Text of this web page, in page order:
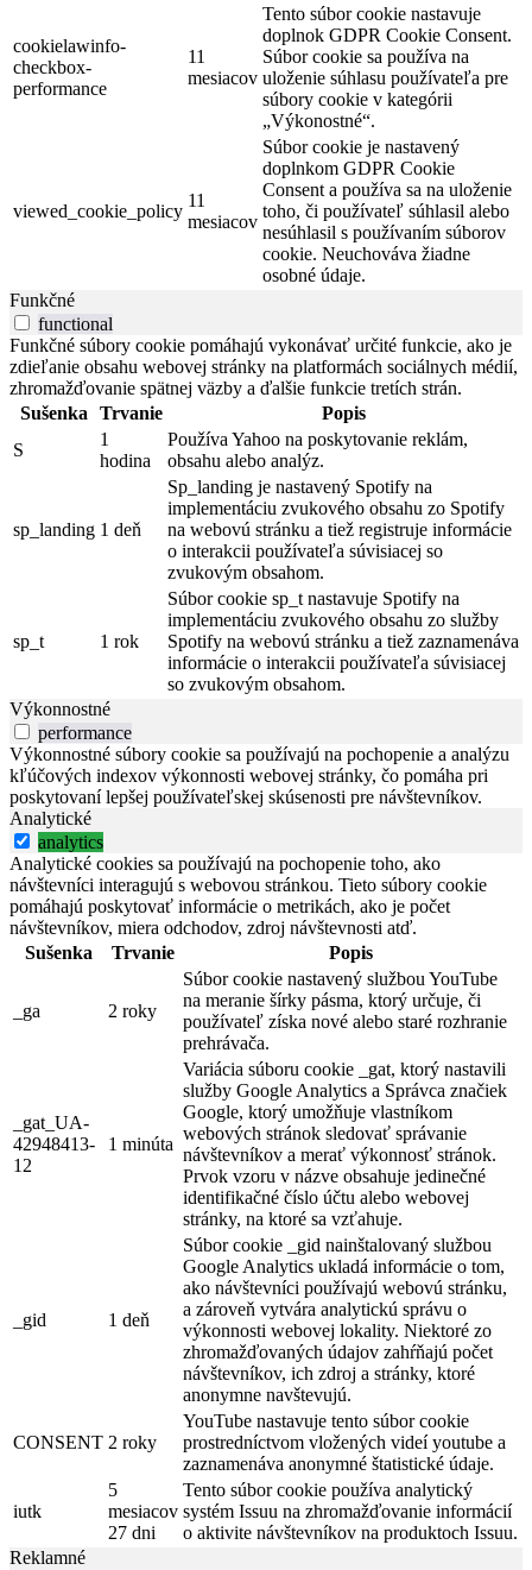
cookielawinfo-
checkbox-
performance
11
mesiacov
Tento súbor cookie nastavuje
doplnok GDPR Cookie Consent.
Súbor cookie sa používa na
uloženie súhlasu používateľa pre
súbory cookie v kategórii
„Výkonostné“.
viewed_cookie_policy
11
mesiacov
Súbor cookie je nastavený
doplnkom GDPR Cookie
Consent a používa sa na uloženie
toho, či používateľ súhlasil alebo
nesúhlasil s používaním súborov
cookie. Neuchováva žiadne
osobné údaje.
Funkčné
functional
Funkčné súbory cookie pomáhajú vykonávať určité funkcie, ako je
zdieľanie obsahu webovej stránky na platformách sociálnych médií,
zhromažďovanie spätnej väzby a ďalšie funkcie tretích strán.
Sušenka
Trvanie
Popis
S
1
hodina
Používa Yahoo na poskytovanie reklám,
obsahu alebo analýz.
sp_landing 1 deň
Sp_landing je nastavený Spotify na
implementáciu zvukového obsahu zo Spotify
na webovú stránku a tiež registruje informácie
o interakcii používateľa súvisiacej so
zvukovým obsahom.
sp_t 1 rok
Súbor cookie sp_t nastavuje Spotify na
implementáciu zvukového obsahu zo služby
Spotify na webovú stránku a tiež zaznamenáva
informácie o interakcii používateľa súvisiacej
so zvukovým obsahom.
Výkonnostné
performance
Výkonnostné súbory cookie sa používajú na pochopenie a analýzu
kľúčových indexov výkonnosti webovej stránky, čo pomáha pri
poskytovaní lepšej používateľskej skúsenosti pre návštevníkov.
Analytické
analytics
Analytické cookies sa používajú na pochopenie toho, ako
návštevníci interagujú s webovou stránkou. Tieto súbory cookie
pomáhajú poskytovať informácie o metrikách, ako je počet
návštevníkov, miera odchodov, zdroj návštevnosti atď.
Sušenka
Trvanie Popis
_ga 2 roky
Súbor cookie nastavený službou YouTube
na meranie šírky pásma, ktorý určuje, či
používateľ získa nové alebo staré rozhranie
prehrávača.
_gat_UA-
42948413-
12
1 minúta
Variácia súboru cookie _gat, ktorý nastavili
služby Google Analytics a Správca značiek
Google, ktorý umožňuje vlastníkom
webových stránok sledovať správanie
návštevníkov a merať výkonnosť stránok.
Prvok vzoru v názve obsahuje jedinečné
identifikačné číslo účtu alebo webovej
stránky, na ktoré sa vzťahuje.
_gid 1 deň
Súbor cookie _gid nainštalovaný službou
Google Analytics ukladá informácie o tom,
ako návštevníci používajú webovú stránku,
a zároveň vytvára analytickú správu o
výkonnosti webovej lokality. Niektoré zo
zhromažďovaných údajov zahŕňajú počet
návštevníkov, ich zdroj a stránky, ktoré
anonymne navštevujú.
CONSENT 2 roky
YouTube nastavuje tento súbor cookie
prostredníctvom vložených videí youtube a
zaznamenáva anonymné štatistické údaje.
iutk
5
mesiacov
27 dni
Tento súbor cookie používa analytický
systém Issuu na zhromažďovanie informácií
o aktivite návštevníkov na produktoch Issuu.
Reklamné